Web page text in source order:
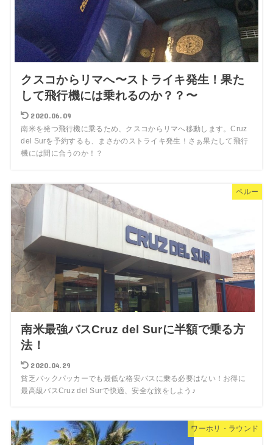
クスコからリマへ〜ストライキ発生！果た
して飛行機には乗れるのか？？〜
2020.06.09
南米を発つ飛行機に乗るため、クスコからリマへ移動します。Cruz
del Surを予約するも、まさかのストライキ発生！さぁ果たして飛行
機には間に合うのか！？
ペルー
南米最強バスCruz del Surに半額で乗る方
法！
2020.04.29
貧乏バックパッカーでも最低な格安バスに乗る必要はない！お得に
最高級バスCruz del Surで快適、安全な旅をしよう♪
ワーホリ・ラウンド